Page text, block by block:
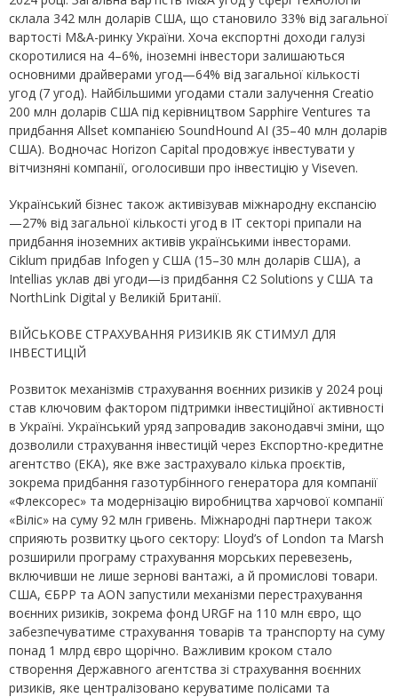
склала 342 млн доларів США, що становило 33% від загальної
вартості M&A-ринку України. Хоча експортні доходи галузі
скоротилися на 4–6%, іноземні інвестори залишаються
основними драйверами угод—64% від загальної кількості
угод (7 угод). Найбільшими угодами стали залучення Creatio
200 млн доларів США під керівництвом Sapphire Ventures та
придбання Allset компанією SoundHound AI (35–40 млн доларів
США). Водночас Horizon Capital продовжує інвестувати у
вітчизняні компанії, оголосивши про інвестицію у Viseven.
Український бізнес також активізував міжнародну експансію
—27% від загальної кількості угод в ІТ секторі припали на
придбання іноземних активів українськими інвесторами.
Ciklum придбав Infogen у США (15–30 млн доларів США), а
Intellias уклав дві угоди—із придбання C2 Solutions у США та
NorthLink Digital у Великій Британії.
ВІЙСЬКОВЕ СТРАХУВАННЯ РИЗИКІВ ЯК СТИМУЛ ДЛЯ
ІНВЕСТИЦІЙ
Розвиток механізмів страхування воєнних ризиків у 2024 році
став ключовим фактором підтримки інвестиційної активності
в Україні. Український уряд запровадив законодавчі зміни, що
дозволили страхування інвестицій через Експортно-кредитне
агентство (ЕКА), яке вже застрахувало кілька проєктів,
зокрема придбання газотурбінного генератора для компанії
«Флексорес» та модернізацію виробництва харчової компанії
«Віліс» на суму 92 млн гривень. Міжнародні партнери також
сприяють розвитку цього сектору: Lloyd’s of London та Marsh
розширили програму страхування морських перевезень,
включивши не лише зернові вантажі, а й промислові товари.
США, ЄБРР та AON запустили механізми перестрахування
воєнних ризиків, зокрема фонд URGF на 110 млн євро, що
забезпечуватиме страхування товарів та транспорту на суму
понад 1 млрд євро щорічно. Важливим кроком стало
створення Державного агентства зі страхування воєнних
ризиків, яке централізовано керуватиме полісами та